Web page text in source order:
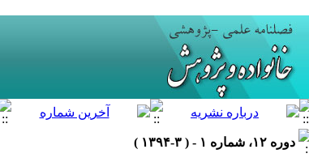
دوره ۱۲، شماره ۱ - ( ۳-۱۳۹۴ )